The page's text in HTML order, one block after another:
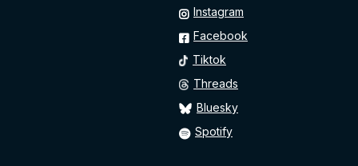
Instagram
Facebook
Tiktok
Threads
Bluesky
Spotify